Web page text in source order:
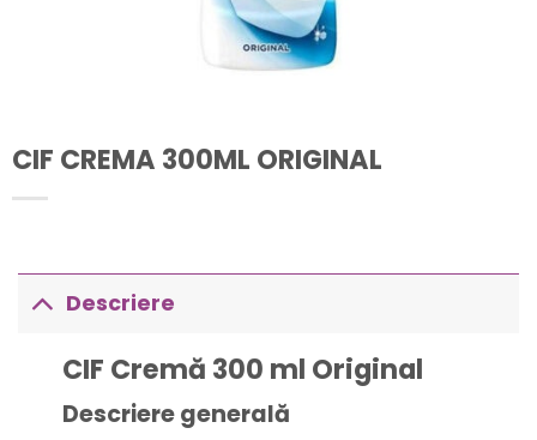
CIF CREMA 300ML ORIGINAL
Descriere
CIF Cremă 300 ml Original
Descriere generală